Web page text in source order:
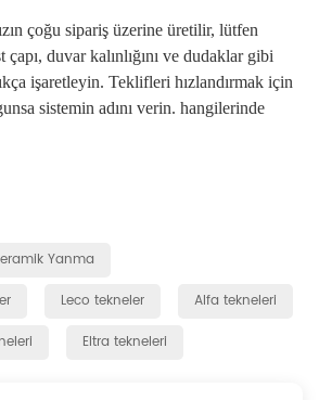
çoğu sipariş üzerine üretilir, lütfen
duvar kalınlığını ve dudaklar gibi
işaretleyin. Teklifleri hızlandırmak için
sistemin adını verin. hangilerinde
Yanma
Leco tekneler
Alfa tekneleri
Eltra tekneleri